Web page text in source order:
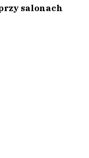
salonach